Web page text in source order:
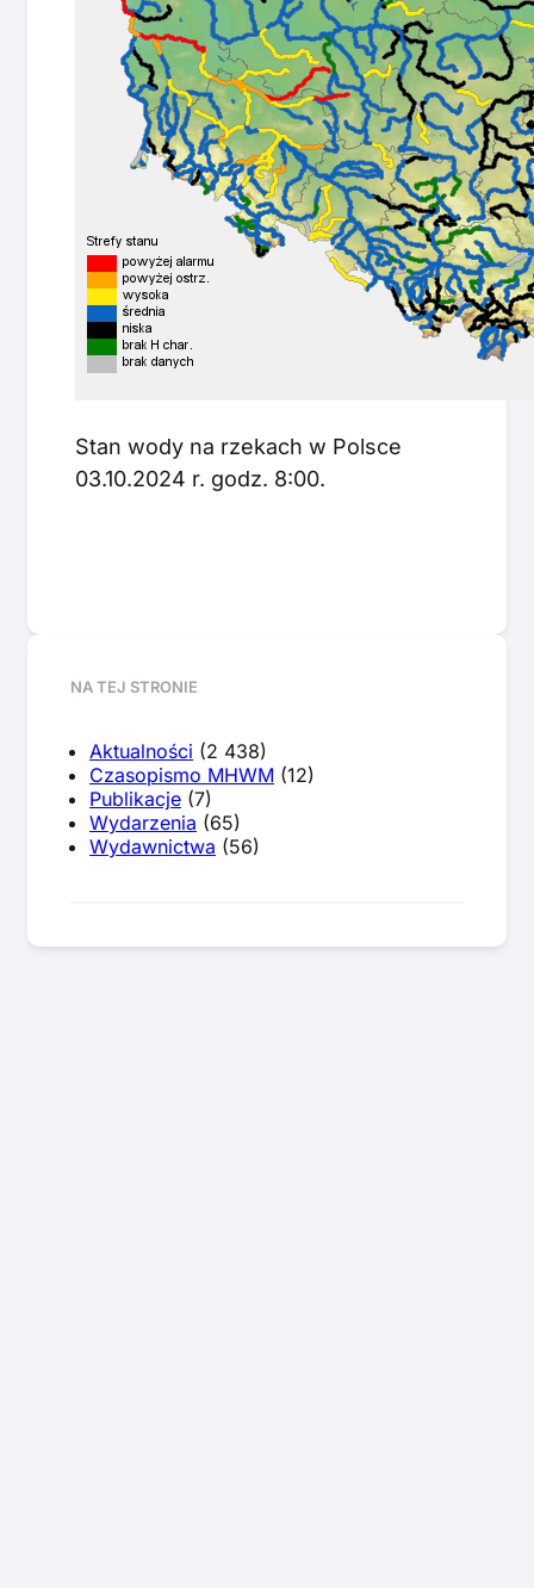
Stan wody na rzekach w Polsce
03.10.2024 r. godz. 8:00.
NA TEJ STRONIE
Aktualności (2 438)
Czasopismo MHWM (12)
Publikacje (7)
Wydarzenia (65)
Wydawnictwa (56)